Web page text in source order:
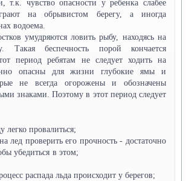
т.к. чувство опасности у ребенка слабее
на обрывистом берегу, а иногда
водоема.
умудряются ловить рыбу, находясь на
Такая беспечность порой кончается
период ребятам не следует ходить на
опасны для жизни глубокие ямы и
не всегда огорожены и обозначены
знаками. Поэтому в этот период следует
легко провалиться;
лед проверить его прочность - достаточно
чтобы убедиться в этом;
распада льда происходит у берегов;